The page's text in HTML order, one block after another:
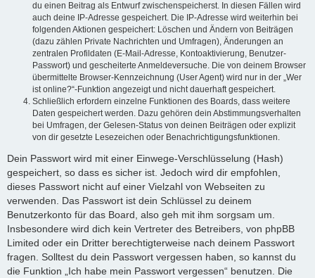
du einen Beitrag als Entwurf zwischenspeicherst. In diesen Fällen wird
auch deine IP-Adresse gespeichert. Die IP-Adresse wird weiterhin bei
folgenden Aktionen gespeichert: Löschen und Ändern von Beiträgen
(dazu zählen Private Nachrichten und Umfragen), Änderungen an
zentralen Profildaten (E-Mail-Adresse, Kontoaktivierung, Benutzer-
Passwort) und gescheiterte Anmeldeversuche. Die von deinem Browser
übermittelte Browser-Kennzeichnung (User Agent) wird nur in der „Wer
ist online?“-Funktion angezeigt und nicht dauerhaft gespeichert.
Schließlich erfordern einzelne Funktionen des Boards, dass weitere
Daten gespeichert werden. Dazu gehören dein Abstimmungsverhalten
bei Umfragen, der Gelesen-Status von deinen Beiträgen oder explizit
von dir gesetzte Lesezeichen oder Benachrichtigungsfunktionen.
Dein Passwort wird mit einer Einwege-Verschlüsselung (Hash)
gespeichert, so dass es sicher ist. Jedoch wird dir empfohlen,
dieses Passwort nicht auf einer Vielzahl von Webseiten zu
verwenden. Das Passwort ist dein Schlüssel zu deinem
Benutzerkonto für das Board, also geh mit ihm sorgsam um.
Insbesondere wird dich kein Vertreter des Betreibers, von phpBB
Limited oder ein Dritter berechtigterweise nach deinem Passwort
fragen. Solltest du dein Passwort vergessen haben, so kannst du
die Funktion „Ich habe mein Passwort vergessen“ benutzen. Die